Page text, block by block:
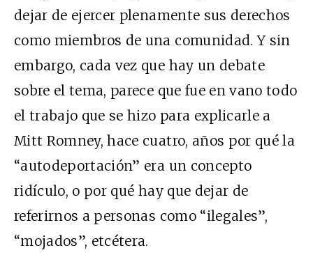
dejar de ejercer plenamente sus derechos
como miembros de una comunidad. Y sin
embargo, cada vez que hay un debate
sobre el tema, parece que fue en vano todo
el trabajo que se hizo para explicarle a
Mitt Romney, hace cuatro, años por qué la
“autodeportación” era un concepto
ridículo, o por qué hay que dejar de
referirnos a personas como “ilegales”,
“mojados”, etcétera.